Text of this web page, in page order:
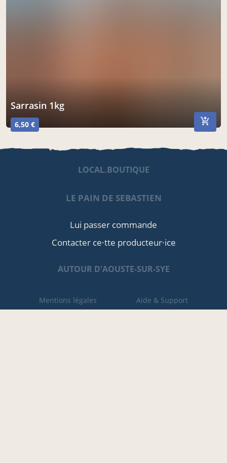
sarrasin 1kg
6,50 €
LOCAL.BOUTIQUE
LE PAIN DE SEBASTIEN
Lui passer commande
Contacter ce·tte producteur·ice
AUTOUR D'AOUSTE-SUR-SYE
Mentions légales Aide & Support